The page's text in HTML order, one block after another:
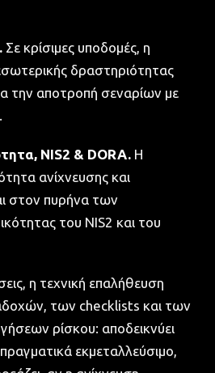
Σε κρίσιμες υποδομές, η
δραστηριότητας
την αποτροπή σεναρίων με
NIS2 & DORA. Η
ανίχνευσης και
στον πυρήνα των
του NIS2 και του
η τεχνική επαλήθευση
των checklists και των
ρίσκου: αποδεικνύει
εκμεταλλεύσιμο,